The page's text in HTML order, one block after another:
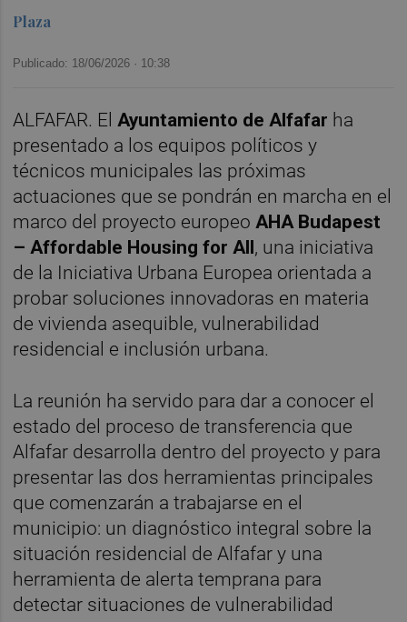
Plaza
Publicado: 18/06/2026 · 10:38
ALFAFAR. ElAyuntamiento de Alfafar ha
presentado a los equipos políticos y
técnicos municipales las próximas
actuaciones que se pondrán en marcha en el
marco del proyecto europeoAHA Budapest
– Affordable Housing for All, una iniciativa
de la Iniciativa Urbana Europea orientada a
probar soluciones innovadoras en materia
de vivienda asequible, vulnerabilidad
residencial e inclusión urbana.
La reunión ha servido para dar a conocer el
estado del proceso de transferencia que
Alfafar desarrolla dentro del proyecto y para
presentar las dos herramientas principales
que comenzarán a trabajarse en el
municipio: un diagnóstico integral sobre la
situación residencial de Alfafar y una
herramienta de alerta temprana para
detectar situaciones de vulnerabilidad